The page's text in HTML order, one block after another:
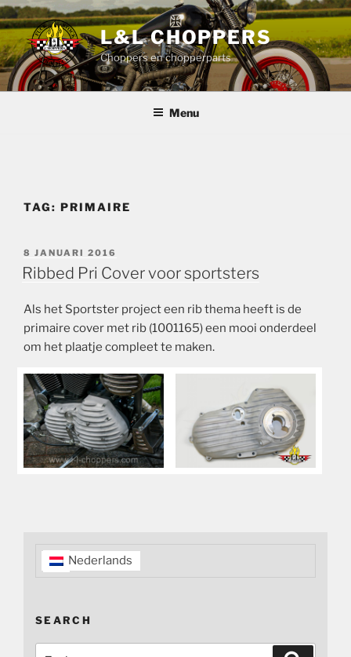
Ga
naar
de
inhoud
L&L CHOPPERS
Choppers en chopperparts
Menu
TAG: PRIMAIRE
GEPLAATST
OP
8 JANUARI 2016
Ribbed Pri Cover voor sportsters
Als het Sportster project een rib thema heeft is de
primaire cover met rib (1001165) een mooi onderdeel
om het plaatje compleet te maken.
Nederlands
SEARCH